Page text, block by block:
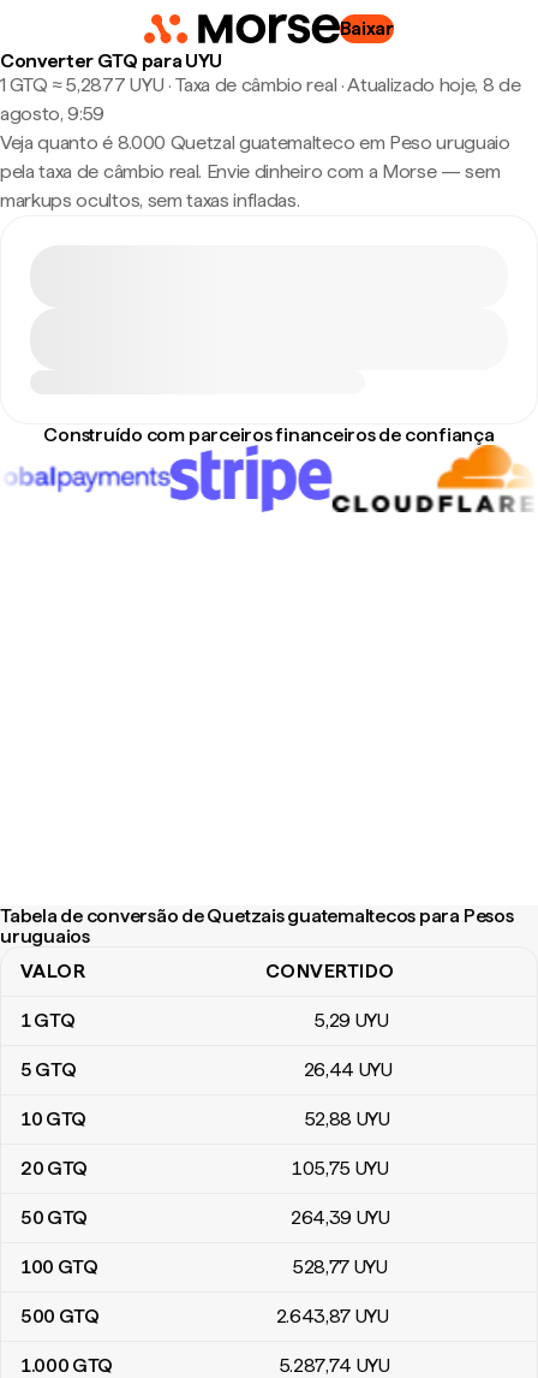
Baixar
Converter GTQ para UYU
1 GTQ ≈ 5,2877 UYU · Taxa de câmbio real ·Atualizado hoje, 8 de
agosto, 9:59
Veja quanto é 8.000 Quetzal guatemalteco em Peso uruguaio
pela taxa de câmbio real. Envie dinheiro com a Morse — sem
markups ocultos, sem taxas infladas.
Construído com parceiros financeiros de confiança
Tabela de conversão de Quetzais guatemaltecos para Pesos
uruguaios
Tabela de conversão de Quetzais guatemaltecos para Pesos
VALOR CONVERTIDO
1GTQ 5,29 UYU
5 GTQ 26,44 UYU
10 GTQ 52,88 UYU
20 GTQ 105,75 UYU
50 GTQ 264,39 UYU
100 GTQ 528,77 UYU
500 GTQ 2.643,87 UYU
1.000 GTQ 5.287,74 UYU